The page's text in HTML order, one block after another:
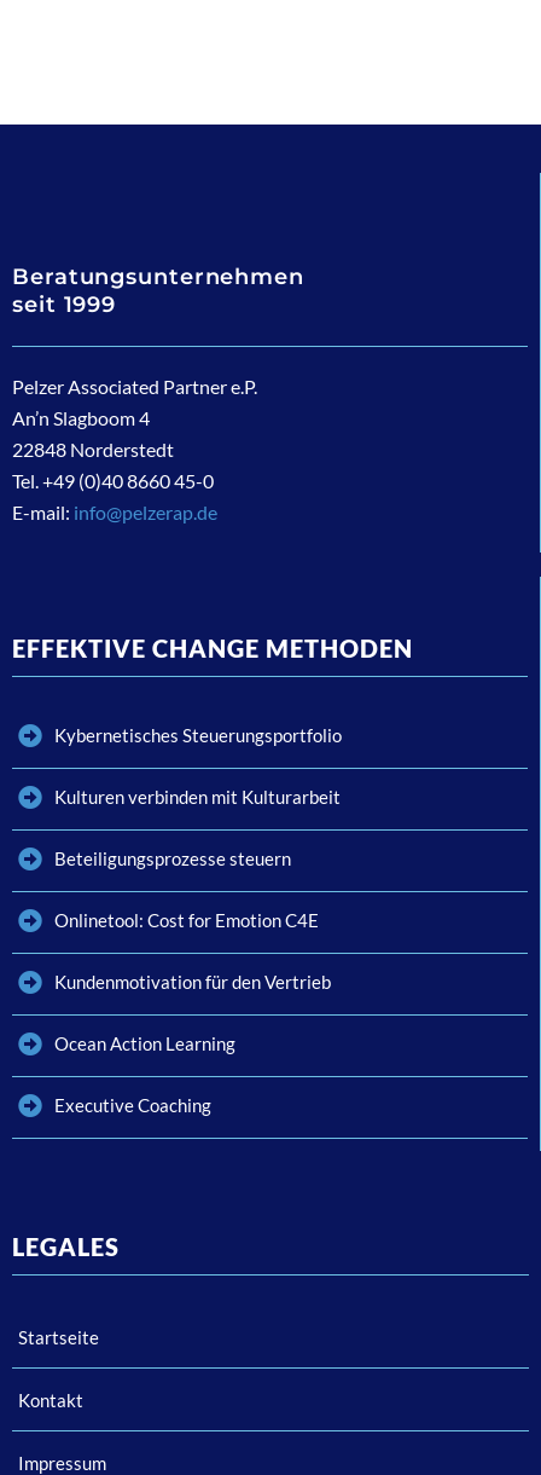
Beratungsunternehmen
seit 1999
Pelzer Associated Partner e.P.
An’n Slagboom 4
22848 Norderstedt
Tel. +49 (0)40 8660 45-0
E-mail: info@pelzerap.de
EFFEKTIVE CHANGE METHODEN
Kybernetisches Steuerungsportfolio
Kulturen verbinden mit Kulturarbeit
Beteiligungsprozesse steuern
Onlinetool: Cost for Emotion C4E
Kundenmotivation für den Vertrieb
Ocean Action Learning
Executive Coaching
LEGALES
Startseite
Kontakt
Impressum